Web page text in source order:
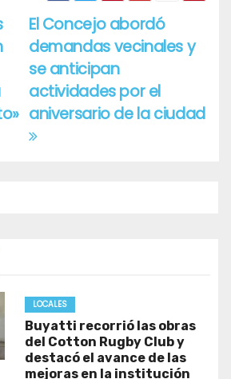
El Concejo abordó
demandas vecinales y
se anticipan
actividades por el
aniversario de la ciudad
LOCALES
Buyatti recorrió las obras
del Cotton Rugby Club y
destacó el avance de las
mejoras en la institución